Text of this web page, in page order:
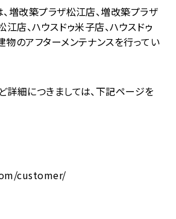
増改築プラザ松江店、増改築プラザ
江店、ハウスドゥ米子店、ハウスドゥ
のアフターメンテナンスを行ってい
細につきましては、下記ページを
customer/